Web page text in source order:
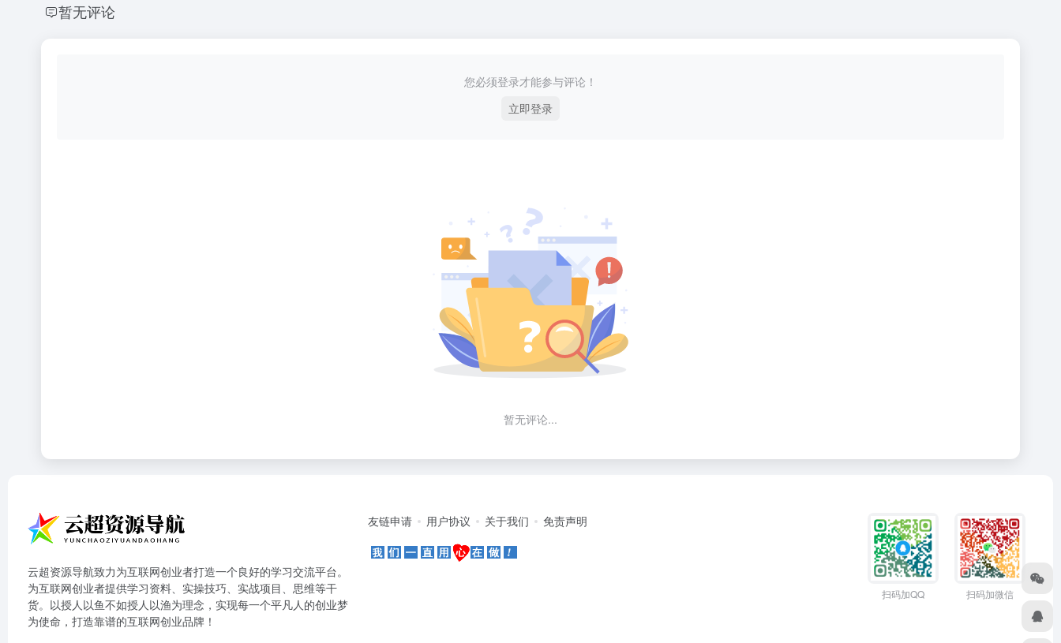
暂无评论
您必须登录才能参与评论！
立即登录
暂无评论...
云超资源导航致力为互联网创业者打造一个良好的学习交流平台。
为互联网创业者提供学习资料、实操技巧、实战项目、思维等干
货。以授人以鱼不如授人以渔为理念，实现每一个平凡人的创业梦
为使命，打造靠谱的互联网创业品牌！
友链申请 用户协议 关于我们 免责声明
扫码加QQ 扫码加微信